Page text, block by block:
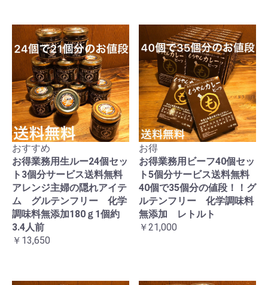
おすすめ
お得業務用生ルー24個セッ
ト3個分サービス送料無料
アレンジ主婦の隠れアイテ
ム グルテンフリー 化学
調味料無添加180ｇ1個約
3.4人前
￥13,650
お得
お得業務用ビーフ40個セッ
ト5個分サービス送料無料
40個で35個分の値段！！グ
ルテンフリー 化学調味料
無添加 レトルト
￥21,000